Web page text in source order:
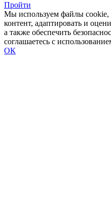
Пройти
Мы используем файлы cookie,
контент, адаптировать и
а также обеспечить
соглашаетесь с
ОК